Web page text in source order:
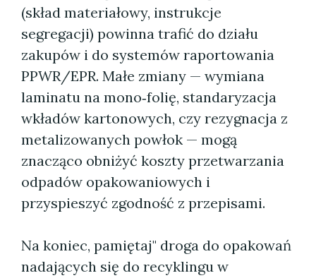
(skład materiałowy, instrukcje
segregacji) powinna trafić do działu
zakupów i do systemów raportowania
PPWR/EPR. Małe zmiany — wymiana
laminatu na mono‑folię, standaryzacja
wkładów kartonowych, czy rezygnacja z
metalizowanych powłok — mogą
znacząco obniżyć koszty przetwarzania
odpadów opakowaniowych i
przyspieszyć zgodność z przepisami.
Na koniec, pamiętaj" droga do opakowań
nadających się do recyklingu w